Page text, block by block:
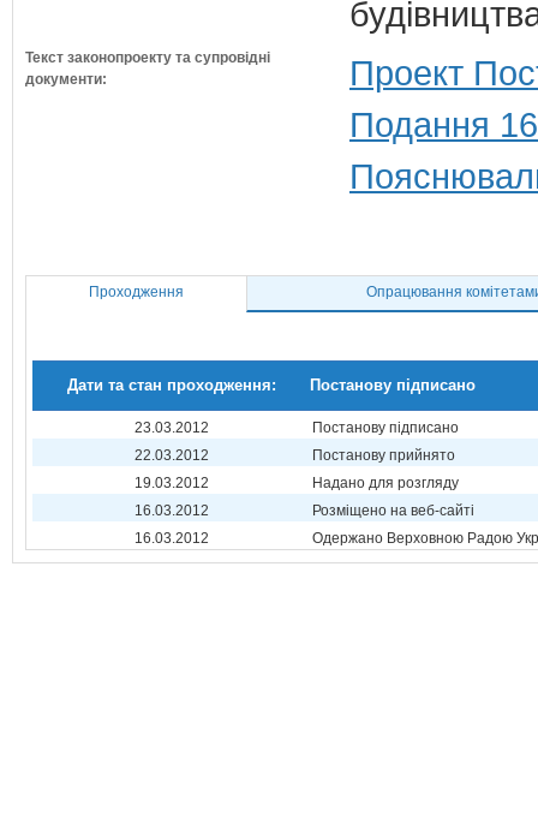
Текст законопроекту та супровідні
документи:
Проект
Подання
Проходження Опрацювання
Дати та стан проходження: Постанову підписано
23.03.2012
Постанову підписано
22.03.2012
Постанову прийнято
19.03.2012
Надано для розгляду
16.03.2012
Розміщено на веб-сайті
16.03.2012
Одержано Верховною Радою